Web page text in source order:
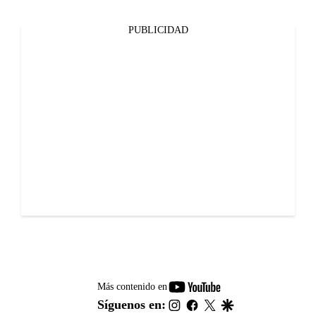
PUBLICIDAD
Más contenido en
youtube-
footer
Síguenos en: instagram
facebook
twitter